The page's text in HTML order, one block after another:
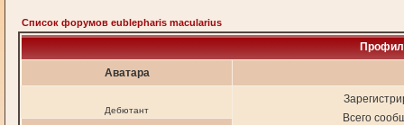
Список форумов eublepharis macularius
Аватара
Дебютант
Всего